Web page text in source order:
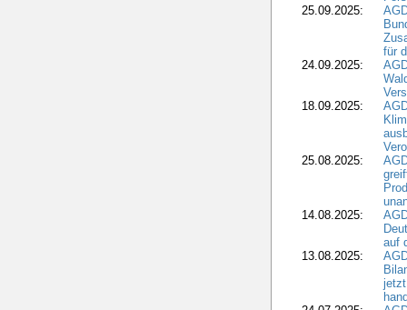
25.09.2025:
für
24.09.2025:
18.09.2025:
25.08.2025:
14.08.2025:
auf
13.08.2025: